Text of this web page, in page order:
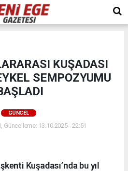
KUŞADASI
SEMPOZYUMU
GÜNCEL
Güncelleme: 13.10.2025 - 22:51
Kuşadası’nda bu yıl